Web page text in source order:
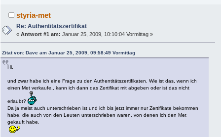
styria-met
Re: Authentitätszertifikat
«Antwort #1 am: Januar 25, 2009, 10:10:04 Vormittag »
Zitat von: Dave am Januar 25, 2009, 09:58:49 Vormittag
Hi,
und zwar habe ich eine Frage zu den Authentitätszertifikaten. Wie ist das, wenn ich
einen Met verkaufe,, kann ich dann das Zertifikat mit abgeben oder ist das nicht
erlaubt?
Da ja meist auch unterschrieben ist und ich bis jetzt immer nur Zertifikate bekommen
habe, die auch von den Leuten unterschrieben waren, von denen ich den Met
gekauft habe.